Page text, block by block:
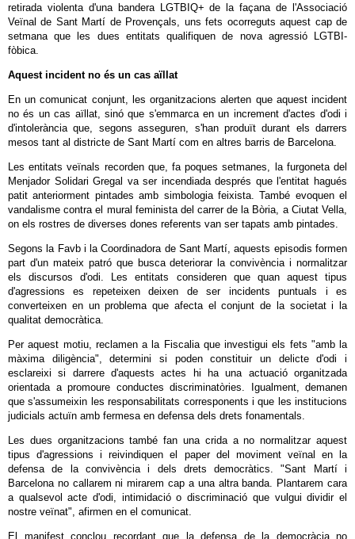
retirada violenta d'una bandera LGTBIQ+ de la façana de l'Associació
Veïnal de Sant Martí de Provençals, uns fets ocorreguts aquest cap de
setmana que les dues entitats qualifiquen de nova agressió LGTBI-
fòbica.
Aquest incident no és un cas aïllat
En un comunicat conjunt, les organitzacions alerten que aquest incident
no és un cas aïllat, sinó que s'emmarca en un increment d'actes d'odi i
d'intolerància que, segons asseguren, s'han produït durant els darrers
mesos tant al districte de Sant Martí com en altres barris de Barcelona.
Les entitats veïnals recorden que, fa poques setmanes, la furgoneta del
Menjador Solidari Gregal va ser incendiada després que l'entitat hagués
patit anteriorment pintades amb simbologia feixista. També evoquen el
vandalisme contra el mural feminista del carrer de la Bòria, a Ciutat Vella,
on els rostres de diverses dones referents van ser tapats amb pintades.
Segons la Favb i la Coordinadora de Sant Martí, aquests episodis formen
part d'un mateix patró que busca deteriorar la convivència i normalitzar
els discursos d'odi. Les entitats consideren que quan aquest tipus
d'agressions es repeteixen deixen de ser incidents puntuals i es
converteixen en un problema que afecta el conjunt de la societat i la
qualitat democràtica.
Per aquest motiu, reclamen a la Fiscalia que investigui els fets "amb la
màxima diligència", determini si poden constituir un delicte d'odi i
esclareixi si darrere d'aquests actes hi ha una actuació organitzada
orientada a promoure conductes discriminatòries. Igualment, demanen
que s'assumeixin les responsabilitats corresponents i que les institucions
judicials actuïn amb fermesa en defensa dels drets fonamentals.
Les dues organitzacions també fan una crida a no normalitzar aquest
tipus d'agressions i reivindiquen el paper del moviment veïnal en la
defensa de la convivència i dels drets democràtics. "Sant Martí i
Barcelona no callarem ni mirarem cap a una altra banda. Plantarem cara
a qualsevol acte d'odi, intimidació o discriminació que vulgui dividir el
nostre veïnat", afirmen en el comunicat.
El manifest conclou recordant que la defensa de la democràcia no